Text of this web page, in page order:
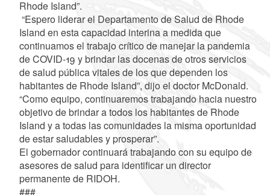
Rhode Island”.
“Espero liderar el Departamento de Salud de Rhode
Island en esta capacidad interina a medida que
continuamos el trabajo crítico de manejar la pandemia
de COVID-19 y brindar las docenas de otros servicios
de salud pública vitales de los que dependen los
habitantes de Rhode Island”, dijo el doctor McDonald.
“Como equipo, continuaremos trabajando hacia nuestro
objetivo de brindar a todos los habitantes de Rhode
Island y a todas las comunidades la misma oportunidad
de estar saludables y prosperar”.
El gobernador continuará trabajando con su equipo de
asesores de salud para identificar un director
permanente de RIDOH.
###